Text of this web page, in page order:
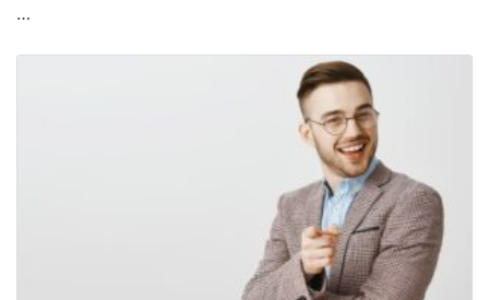
fleksibilitasnya yang tinggi dan potensi keuntungan
yang besar. Namun, bagi pemula, belajar bisnis online
bisa menjadi tantangan tersendiri. Tapi jangan
khawatir, di artikel ini kami akan berbagi rahasia cara